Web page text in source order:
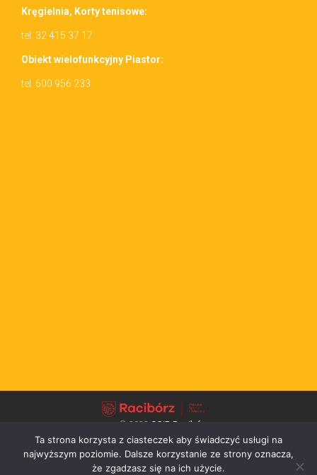
Kręgiel­nia, Korty tenisowe:
tel. 32 415 37 17
Obiekt wielo­funkcyjny Piastor:
tel. 600 956 233
© 2022 OSiR Racibórz
↑
Ta strona korzysta z ciasteczek aby świadczyć usługi na
najwyższym poziomie. Dalsze korzystanie ze strony oznacza,
że zgadzasz się na ich użycie.